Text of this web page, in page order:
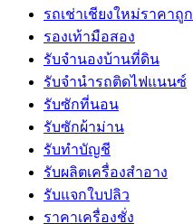
รถเช่าเชียงใหม่ราคาถูก
รองเท้ามือสอง
รับจำนองบ้านที่ดิน
รับจำนำรถติดไฟแนนซ์
รับซักที่นอน
รับซักผ้าม่าน
รับทำบัญชี
รับผลิตเครื่องสำอาง
รับแจกใบปลิว
ราคาเครื่องชั่ง